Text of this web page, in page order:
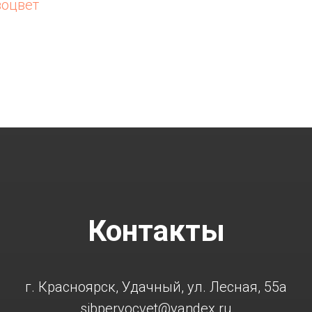
Контакты
г. Красноярск, Удачный, ул. Лесная, 55а
sibpervocvet@yandex.ru